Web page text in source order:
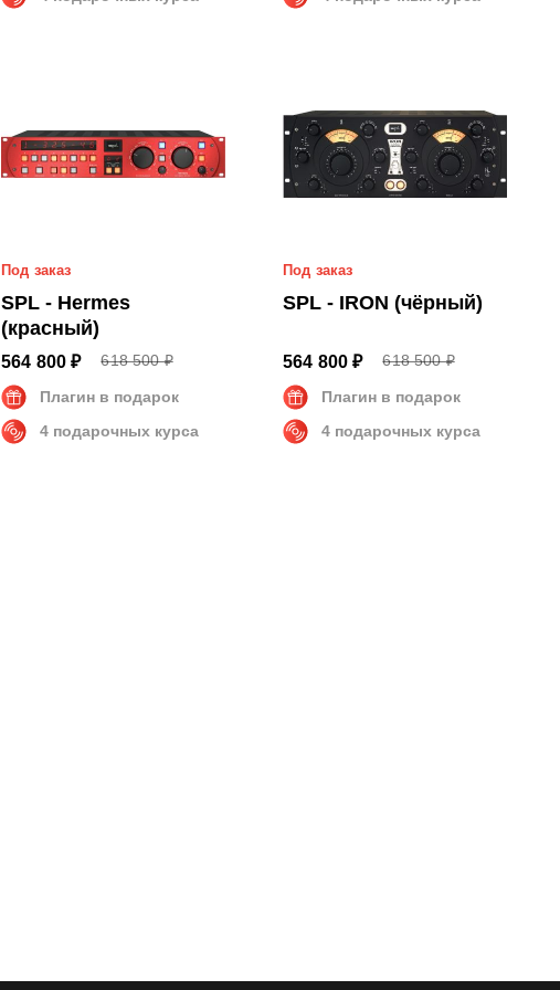
Под заказ
SPL - Hermes
(красный)
564 800 ₽ 618 500 ₽
Плагин в подарок
4 подарочных курса
Под заказ
SPL - IRON (чёрный)
564 800 ₽ 618 500 ₽
Плагин в подарок
4 подарочных курса